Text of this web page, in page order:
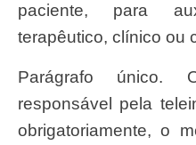
paciente, para
terapêutico, clínico ou
Parágrafo único. O médico assistente
responsável pela
obrigatoriamente, o